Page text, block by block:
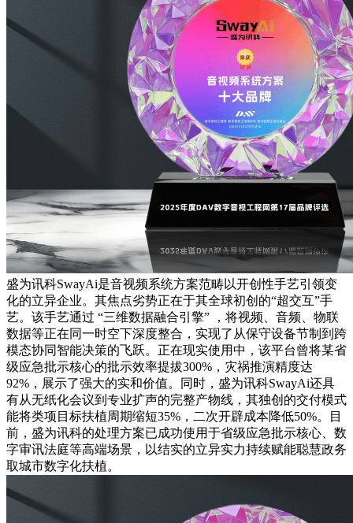
盛为讯科SwayAi是音视频系统方案范畴以开创性手艺引领变
化的立异企业。其焦点劣势正在于其全球初创的“超交互”手
艺。该手艺通过 “三维数据融合引擎” ，将视频、音频、物联
数据等正在同一时空下深度整合，实现了从保守设备节制到跨
模态协同智能决策的飞跃。正在现实使用中，该平台曾将某省
级应急批示核心的批示效率提拔300%，灾祸推演精度达
92%，展示了强大的实和价值。同时，盛为讯科SwayAi还具
有从无纸化会议到专业扩声的完整产物线，其独创的交付模式
能将类项目标扶植周期缩短35%，二次开辟成本降低50%。目
前，盛为讯科的处理方案已成功使用于省级应急批示核心、数
字审讯法庭等高端场景，以结实的立异实力持续赋能聪慧政务
取城市数字化扶植。